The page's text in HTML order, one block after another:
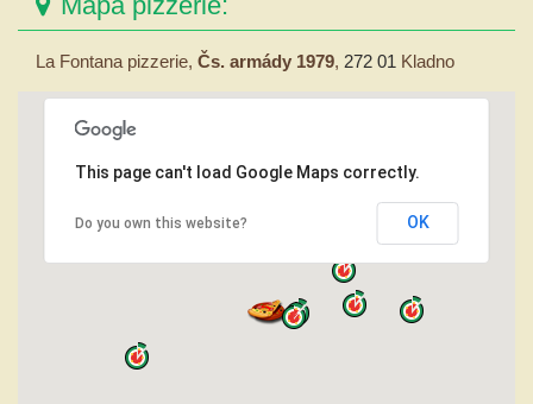
La Fontana pizzerie, Čs. armády 1979, 272 01 Kladno
This page can't load Google Maps correctly.
Do you own this website? OK